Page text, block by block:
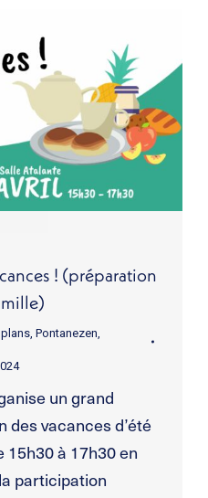
! (préparation
, Pontanezen
un grand
vacances d’été
15h30 à 17h30 en
participation